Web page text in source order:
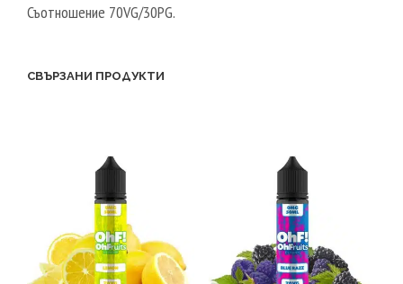
Съотношение 70VG/30PG.
СВЪРЗАНИ ПРОДУКТИ